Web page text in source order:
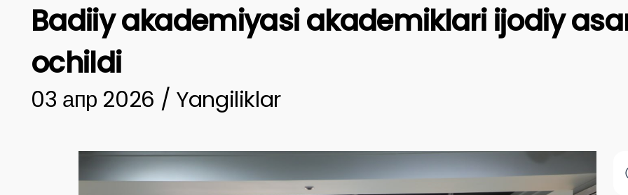
Badiiy akademiyasi akademiklari ijodiy
ochildi
03 апр 2026 / Yangiliklar